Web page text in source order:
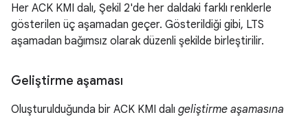
Her ACK KMI dalı, Şekil 2'de her daldaki farklı renklerle
gösterilen üç aşamadan geçer. Gösterildiği gibi, LTS
aşamadan bağımsız olarak düzenli şekilde birleştirilir.
Geliştirme aşaması
Oluşturulduğunda bir ACK KMI dalı geliştirme aşamasına